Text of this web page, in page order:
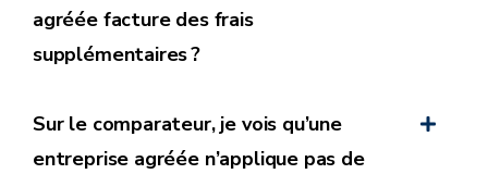
supplémentaires.
Cela implique que ces frais doivent être rédigés
dans le contrat (ou l’avenant) de l’utilisateur avec
l’entreprise agréée ;
agréée facture des frais
supplémentaires ?
Sur le comparateur, je vois qu’une
entreprise agréée n’applique pas de